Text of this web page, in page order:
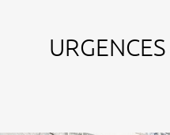
URGENCES